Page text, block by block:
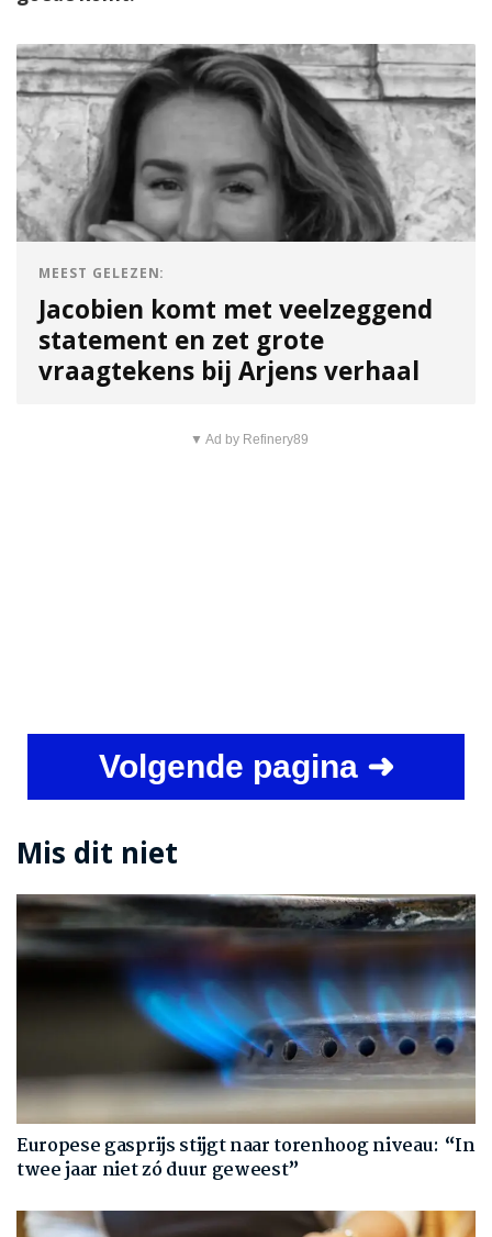
MEEST GELEZEN:
Jacobien komt met veelzeggend
statement en zet grote
vraagtekens bij Arjens verhaal
▼ Ad by Refinery89
Volgende pagina ➜
Mis dit niet
Europese gasprijs stijgt naar torenhoog niveau: “In
twee jaar niet zó duur geweest”